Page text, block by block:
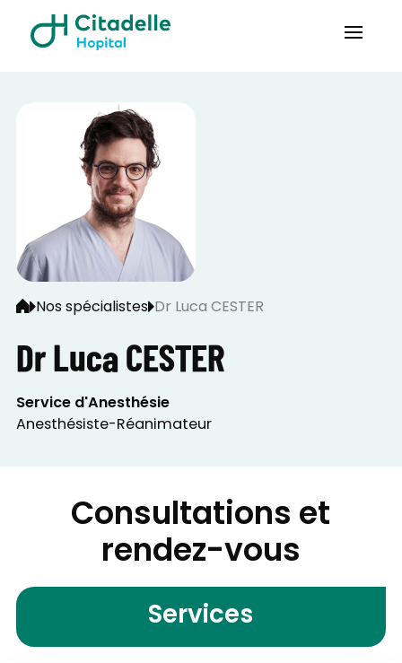
Nos spécialistes Dr Luca CESTER
Dr Luca CESTER
Service d'Anesthésie
Anesthésiste-Réanimateur
Consultations et
rendez-vous
Services